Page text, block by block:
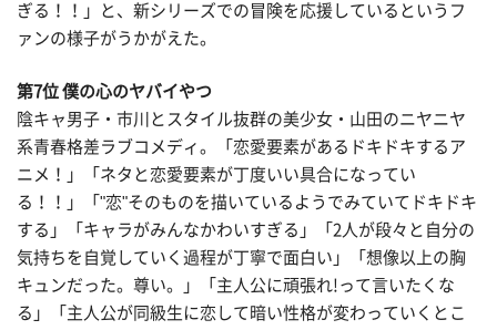
ぎる！！」と、新シリーズでの冒険を応援しているというフ
ァンの様子がうかがえた。
第7位 僕の心のヤバイやつ
陰キャ男子・市川とスタイル抜群の美少女・山田のニヤニヤ
系青春格差ラブコメディ。「恋愛要素があるドキドキするア
ニメ！」「ネタと恋愛要素が丁度いい具合になってい
る！！」「"恋"そのものを描いているようでみていてドキドキ
する」「キャラがみんなかわいすぎる」「2人が段々と自分の
気持ちを自覚していく過程が丁寧で面白い」「想像以上の胸
キュンだった。尊い。」「主人公に頑張れ!って言いたくな
る」「主人公が同級生に恋して暗い性格が変わっていくとこ